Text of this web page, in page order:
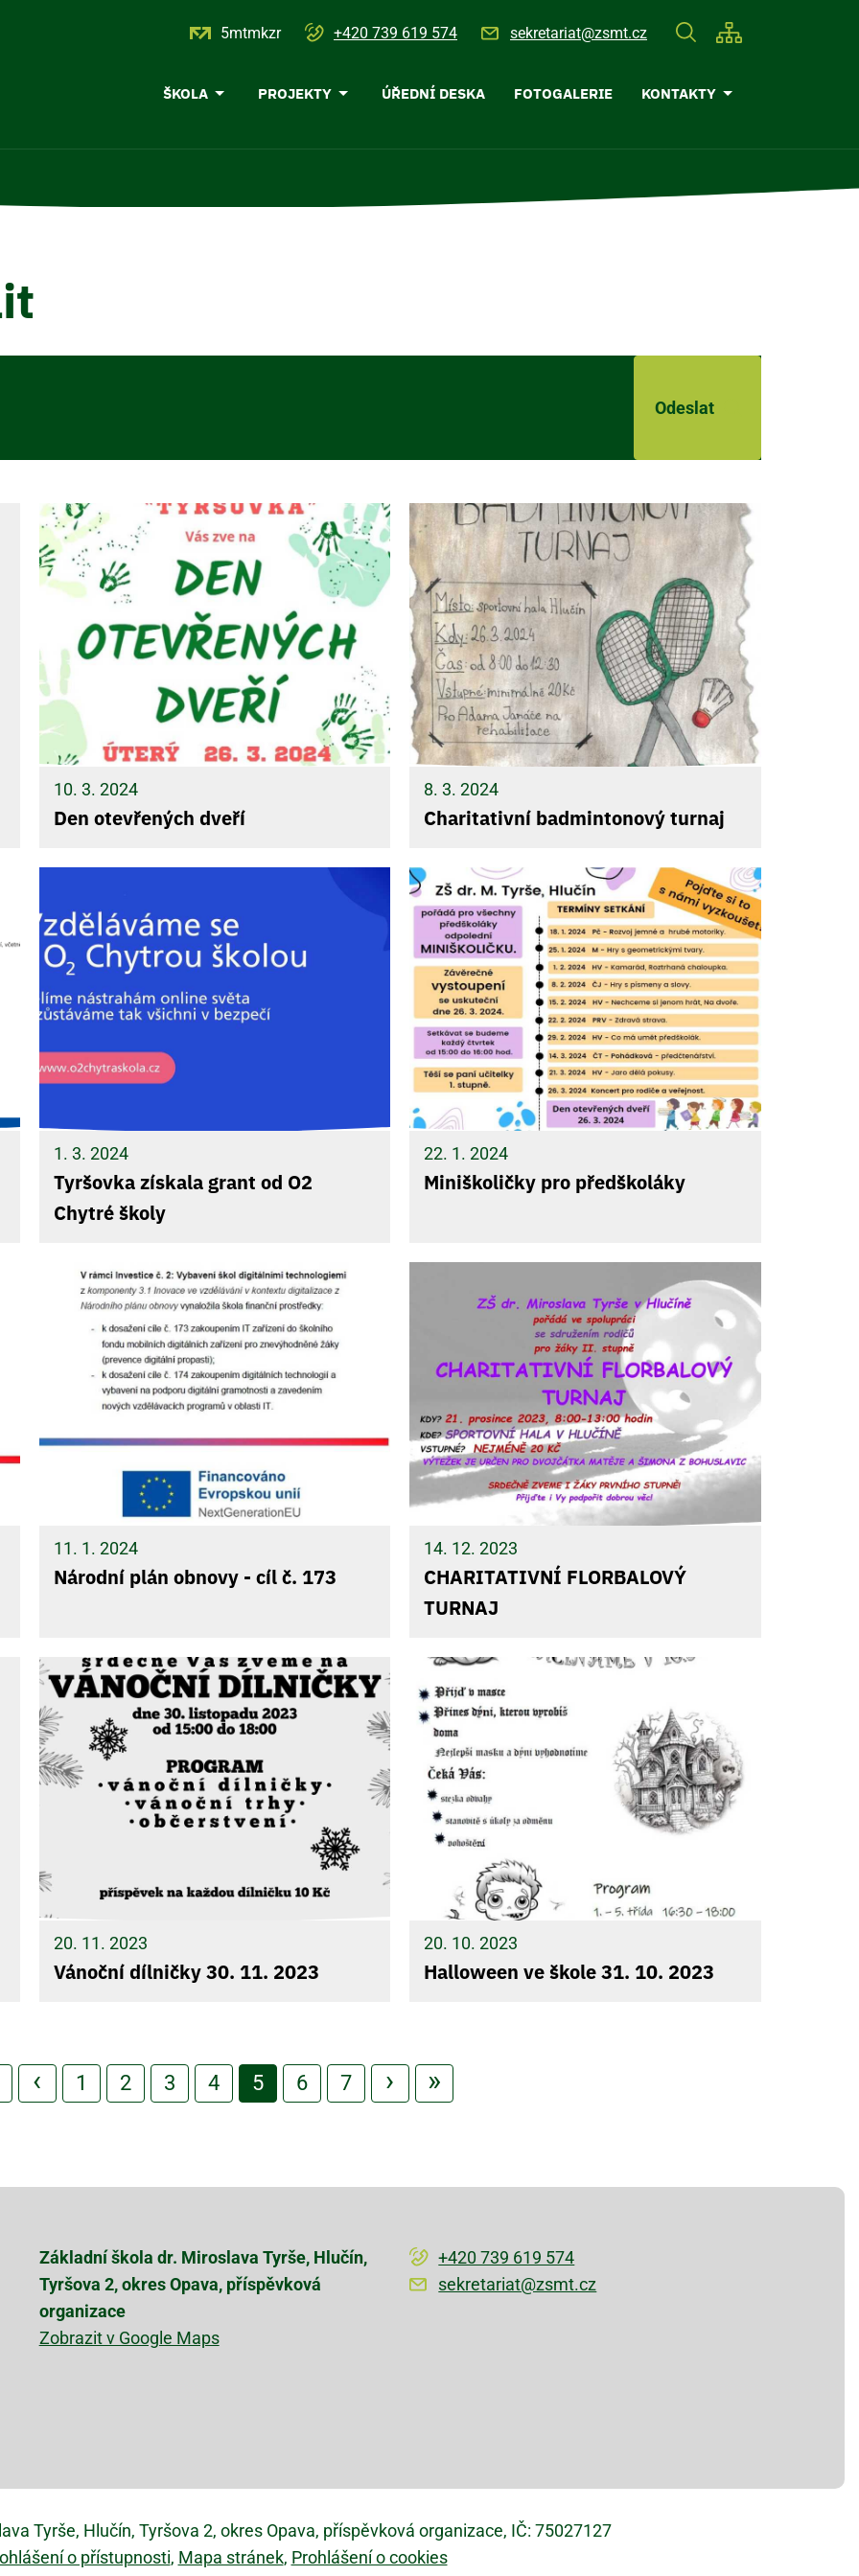
5mtmkzr +420 739 619 574 sekretariat@zsmt.cz
Menu
navigace
ŠKOLA PROJEKTY ÚŘEDNÍ DESKA FOTOGALERIE KONTAKTY
Odeslat
10. 3. 2024
Den otevřených dveří
8. 3. 2024
Charitativní badmintonový turnaj
1. 3. 2024
Tyršovka získala grant od O2
Chytré školy
22. 1. 2024
Miniškoličky pro předškoláky
11. 1. 2024
Národní plán obnovy - cíl č. 173
14. 12. 2023
CHARITATIVNÍ FLORBALOVÝ
TURNAJ
20. 11. 2023
Vánoční dílničky 30. 11. 2023
20. 10. 2023
Halloween ve škole 31. 10. 2023
pagePředchozí stránka
‹ Page
1 Page
2 Page
3 Page
4
Aktuální
stránka
5 Page
6 Page
7 Následující stránka
› Poslední stránka
»
Základní škola dr. Miroslava Tyrše, Hlučín,
Tyršova 2, okres Opava, příspěvková
organizace
Zobrazit v Google Maps
+420 739 619 574
sekretariat@zsmt.cz
Tyrše, Hlučín, Tyršova 2, okres Opava, příspěvková organizace, IČ: 75027127
o přístupnosti Mapa stránek Prohlášení o cookies